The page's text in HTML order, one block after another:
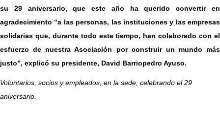
su 29 aniversario, que este año ha querido convertir en
agradecimiento “a las personas, las instituciones y las empresas
solidarias que, durante todo este tiempo, han colaborado con el
esfuerzo de nuestra Asociación por construir un mundo más
justo”, explicó su presidente, David Barriopedro Ayuso.
Voluntarios, socios y empleados, en la sede, celebrando el 29
aniversario.